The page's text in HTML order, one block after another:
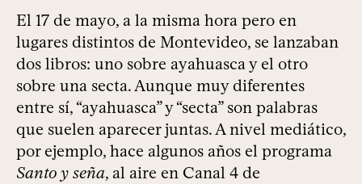
El 17 de mayo, a la misma hora pero en
lugares distintos de Montevideo, se lanzaban
dos libros: uno sobre ayahuasca y el otro
sobre una secta. Aunque muy diferentes
entre sí, “ayahuasca” y “secta” son palabras
que suelen aparecer juntas. A nivel mediático,
por ejemplo, hace algunos años el programa
Santo y seña, al aire en Canal 4 de